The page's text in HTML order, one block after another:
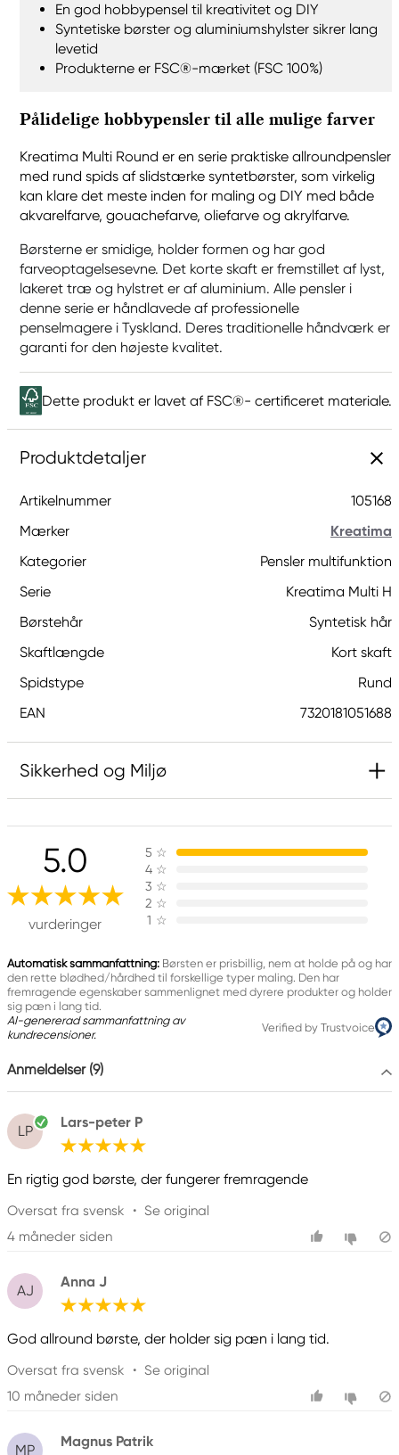
En god hobbypensel til kreativitet og DIY
Syntetiske børster og aluminiumshylster sikrer lang
levetid
Produkterne er FSC®-mærket (FSC 100%)
Pålidelige hobbypensler til alle mulige farver
Kreatima Multi Round er en serie praktiske allroundpensler
med rund spids af slidstærke syntetbørster, som virkelig
kan klare det meste inden for maling og DIY med både
akvarelfarve, gouachefarve, oliefarve og akrylfarve.
Børsterne er smidige, holder formen og har god
farveoptagelsesevne. Det korte skaft er fremstillet af lyst,
lakeret træ og hylstret er af aluminium. Alle pensler i
denne serie er håndlavede af professionelle
penselmagere i Tyskland. Deres traditionelle håndværk er
garanti for den højeste kvalitet.
Dette produkt er lavet af FSC®- certificeret materiale.
Produktdetaljer
Artikelnummer
105168
Mærker
Kreatima
Kategorier
Pensler multifunktion
Serie
Kreatima Multi H
Børstehår
Syntetisk hår
Skaftlængde
Kort skaft
Spidstype
Rund
EAN
7320181051688
Sikkerhed og Miljø
Ansvarlig EU
Kreatima
Panduro
205 14 Malmö, Sweden
www.panduro.com
5.0
vurderinger
5 ☆
4 ☆
3 ☆
2 ☆
1 ☆
Automatisk sammanfattning: Børsten er prisbillig, nem at holde på og har
den rette blødhed/hårdhed til forskellige typer maling. Den har
fremragende egenskaber sammenlignet med dyrere produkter og holder
sig pæn i lang tid.
AI-genererad sammanfattning av
kundrecensioner.
Verified by Trustvoice
Anmeldelser (9)
LP
Lars-peter P
En rigtig god børste, der fungerer fremragende
Oversat fra svensk • Se original
4 måneder siden
AJ
Anna J
God allround børste, der holder sig pæn i lang tid.
Oversat fra svensk • Se original
10 måneder siden
MP
Magnus Patrik